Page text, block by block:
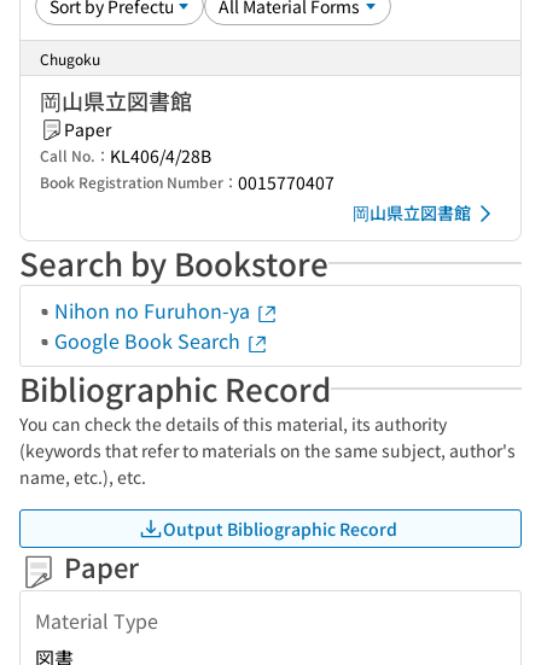
Chugoku
岡山県立図書館
Paper
Call No.： KL406/4/28B
Book Registration Number： 0015770407
岡山県立図書館
Search by Bookstore
Nihon no Furuhon-ya
Google Book Search
Bibliographic Record
You can check the details of this material, its authority
(keywords that refer to materials on the same subject, author's
name, etc.), etc.
Output Bibliographic Record
Paper
Material Type
図書